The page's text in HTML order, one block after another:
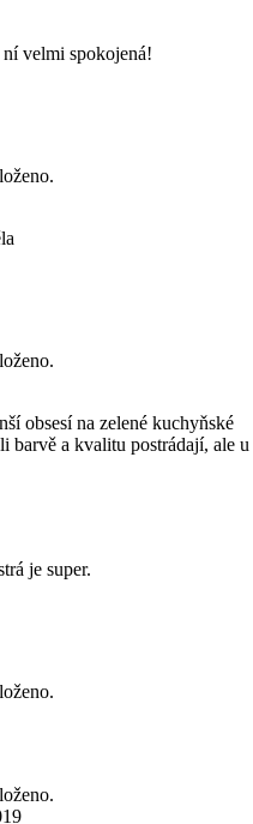
velmi spokojená!
obsesí na zelené kuchyňské
a kvalitu postrádají, ale u
je super.